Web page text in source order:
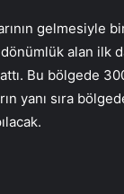
gelmesiyle
alan ilk
Bu bölgede
yanı sıra